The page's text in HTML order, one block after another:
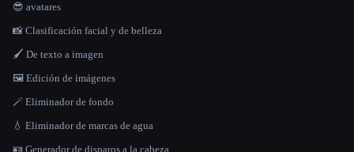
😎 avatares
📸 Clasificación facial y de belleza
🖌️ De texto a imagen
🖼️ Edición de imágenes
🪄 Eliminador de fondo
💧 Eliminador de marcas de agua
🪪 Generador de disparos a la cabeza